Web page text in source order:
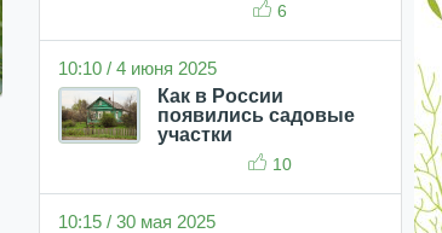
6
10:10 / 4 июня 2025
Как в России
появились садовые
участки
10
10:15 / 30 мая 2025